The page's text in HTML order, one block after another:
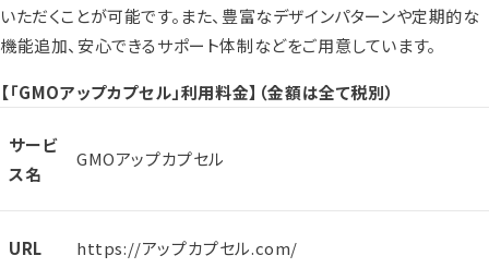
いただくことが可能です。また、豊富なデザインパターンや定期的な
機能追加、安心できるサポート体制などをご用意しています。
【「GMOアップカプセル」利用料金】（金額は全て税別）
サービ
ス名
GMOアップカプセル
URL https://アップカプセル.com/